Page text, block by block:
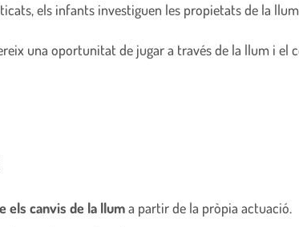
els infants investiguen les propietats de la
una oportunitat de jugar a través de la llum i el
els canvis de la lluma partir de la pròpia actuació.